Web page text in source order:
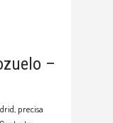
–
precisa